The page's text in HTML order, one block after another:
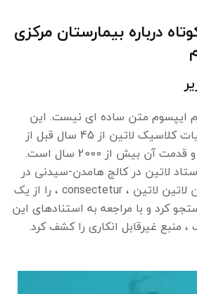
درباره بیمارستان مرکزی
ایپسوم متن ساده ای نیست. این
ریشه در یک تکه از ادبیات کلاسیک لاتین از 45 سال قبل از
میلاد مسیح ریشه دارد و قدمت آن بیش از 2000 سال است.
لاتین در کالج هامدن-سیدنی در
ویرجینیا ، یکی از واژگان لاتین لاتین ، consectetur ، را از یک
کرد و با مراجعه به استنادهای این
منبع غیرقابل انکاری را کشف کرد.